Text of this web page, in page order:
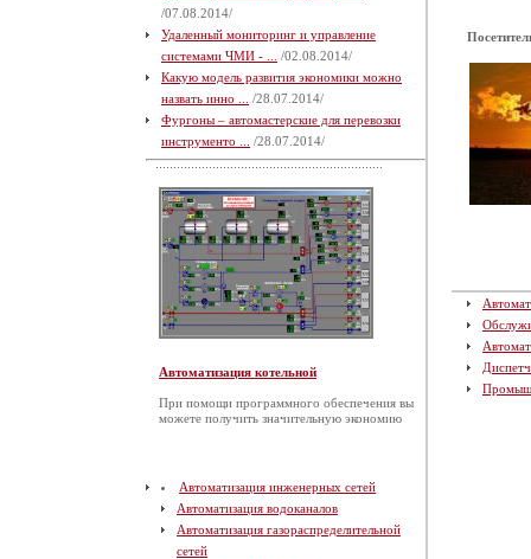
/07.08.2014/
Удаленный мониторинг и управление
системами ЧМИ - ...
/02.08.2014/
Какую модель развития экономики можно
назвать инно ...
/28.07.2014/
Фургоны – автомастерские для перевозки
инструменто ...
/28.07.2014/
Автоматизация котельной
При помощи программного обеспечения вы
можете получить значительную экономию
Автоматизация инженерных сетей
Автоматизация водоканалов
Автоматизация газораспределительной
сетей